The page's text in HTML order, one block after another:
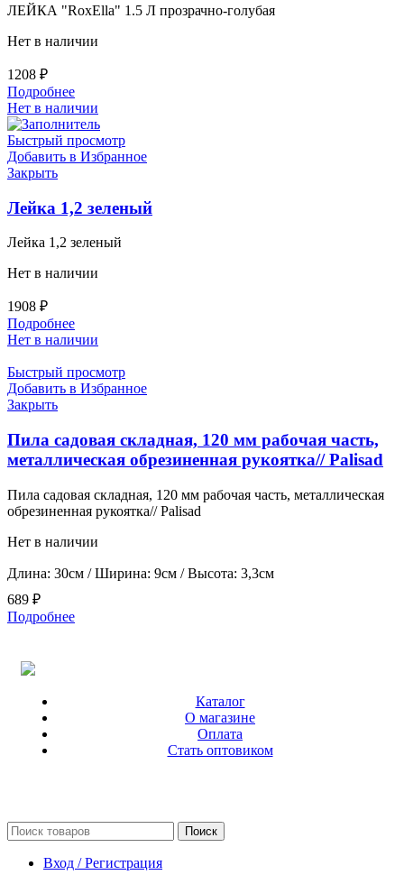
ЛЕЙКА "RoxElla" 1.5 Л прозрачно-голубая
Нет в наличии
1208 ₽
Подробнее
Нет в наличии
Быстрый просмотр
Добавить в Избранное
Закрыть
Лейка 1,2 зеленый
Лейка 1,2 зеленый
Нет в наличии
1908 ₽
Подробнее
Нет в наличии
Быстрый просмотр
Добавить в Избранное
Закрыть
Пила садовая складная, 120 мм рабочая часть,
металлическая обрезиненная рукоятка// Palisad
Пила садовая складная, 120 мм рабочая часть, металлическая
обрезиненная рукоятка// Palisad
Нет в наличии
Длина: 30см / Ширина: 9см / Высота: 3,3см
689 ₽
Подробнее
Каталог
О магазине
Оплата
Стать оптовиком
Поиск
Вход / Регистрация